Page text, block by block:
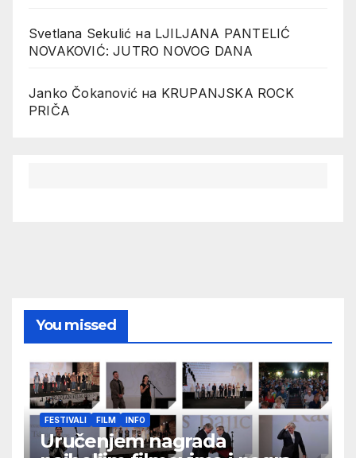
Svetlana Sekulić на LJILJANA PANTELIĆ
NOVAKOVIĆ: JUTRO NOVOG DANA
Janko Čokanović на KRUPANJSKA ROCK
PRIČA
You missed
FESTIVALI FILM INFO
Uručenjem nagrada